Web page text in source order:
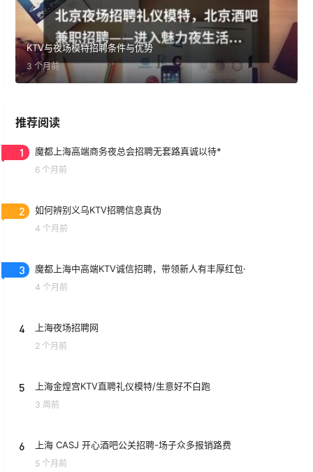
KTV与夜场模特招聘条件与优势
3 个月前
推荐阅读
1 魔都上海高端商务夜总会招聘无套路真诚以待*
6 个月前
2 如何辨别义乌KTV招聘信息真伪
4 个月前
3 魔都上海中高端KTV诚信招聘，带领新人有丰厚红包·
4 个月前
4 上海夜场招聘网
2 个月前
5 上海金煌宫KTV直聘礼仪模特/生意好不白跑
3 周前
6 上海 CASJ 开心酒吧公关招聘-场子众多报销路费
5 个月前